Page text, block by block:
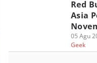
Red
Asia
05 Agu
Geek